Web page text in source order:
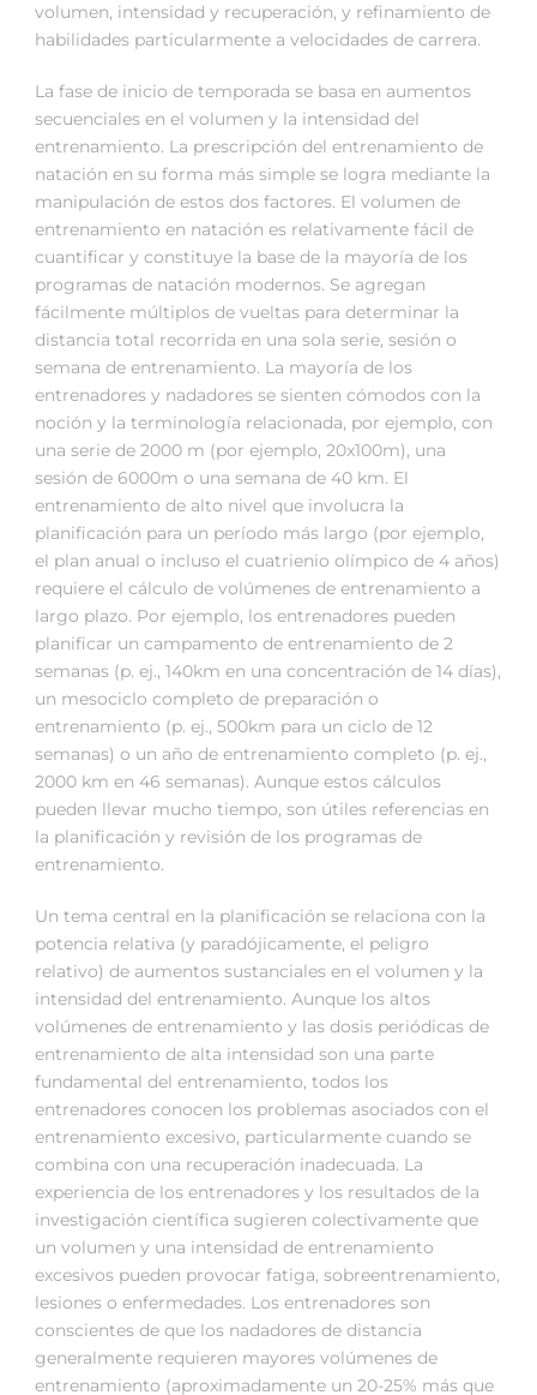
volumen, intensidad y recuperación, y refinamiento de
habilidades particularmente a velocidades de carrera.
La fase de inicio de temporada se basa en aumentos
secuenciales en el volumen y la intensidad del
entrenamiento. La prescripción del entrenamiento de
natación en su forma más simple se logra mediante la
manipulación de estos dos factores. El volumen de
entrenamiento en natación es relativamente fácil de
cuantificar y constituye la base de la mayoría de los
programas de natación modernos. Se agregan
fácilmente múltiplos de vueltas para determinar la
distancia total recorrida en una sola serie, sesión o
semana de entrenamiento. La mayoría de los
entrenadores y nadadores se sienten cómodos con la
noción y la terminología relacionada, por ejemplo, con
una serie de 2000 m (por ejemplo, 20x100m), una
sesión de 6000m o una semana de 40 km. El
entrenamiento de alto nivel que involucra la
planificación para un período más largo (por ejemplo,
el plan anual o incluso el cuatrienio olímpico de 4 años)
requiere el cálculo de volúmenes de entrenamiento a
largo plazo. Por ejemplo, los entrenadores pueden
planificar un campamento de entrenamiento de 2
semanas (p. ej., 140km en una concentración de 14 días),
un mesociclo completo de preparación o
entrenamiento (p. ej., 500km para un ciclo de 12
semanas) o un año de entrenamiento completo (p. ej.,
2000 km en 46 semanas). Aunque estos cálculos
pueden llevar mucho tiempo, son útiles referencias en
la planificación y revisión de los programas de
entrenamiento.
Un tema central en la planificación se relaciona con la
potencia relativa (y paradójicamente, el peligro
relativo) de aumentos sustanciales en el volumen y la
intensidad del entrenamiento. Aunque los altos
volúmenes de entrenamiento y las dosis periódicas de
entrenamiento de alta intensidad son una parte
fundamental del entrenamiento, todos los
entrenadores conocen los problemas asociados con el
entrenamiento excesivo, particularmente cuando se
combina con una recuperación inadecuada. La
experiencia de los entrenadores y los resultados de la
investigación científica sugieren colectivamente que
un volumen y una intensidad de entrenamiento
excesivos pueden provocar fatiga, sobreentrenamiento,
lesiones o enfermedades. Los entrenadores son
conscientes de que los nadadores de distancia
generalmente requieren mayores volúmenes de
entrenamiento (aproximadamente un 20-25% más que